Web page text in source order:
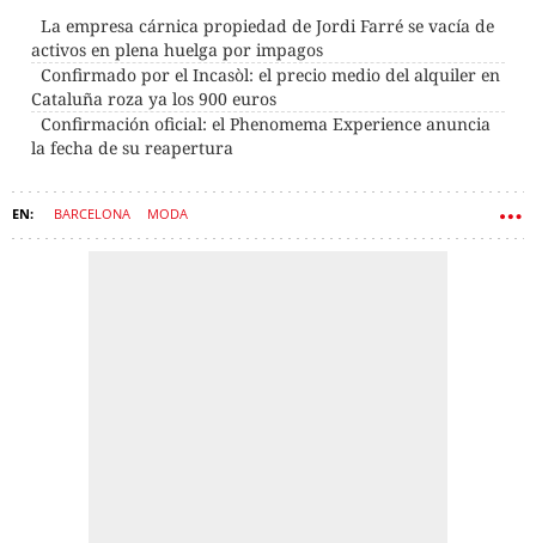
La empresa cárnica propiedad de Jordi Farré se vacía de
activos en plena huelga por impagos
Confirmado por el Incasòl: el precio medio del alquiler en
Cataluña roza ya los 900 euros
Confirmación oficial: el Phenomema Experience anuncia
la fecha de su reapertura
BARCELONA MODA